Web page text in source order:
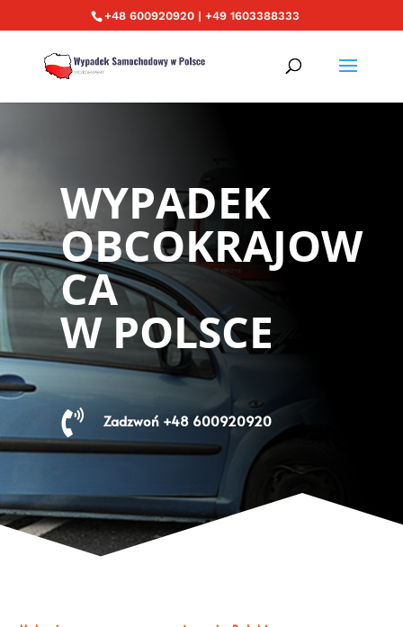
+48 600920920 | +49 1603388333
WYPADEK
OBCOKRAJOW
CA
W POLSCE
 Zadzwoń +48 600920920